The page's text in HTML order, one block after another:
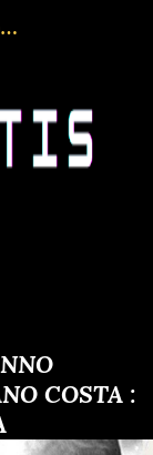
COSTA :